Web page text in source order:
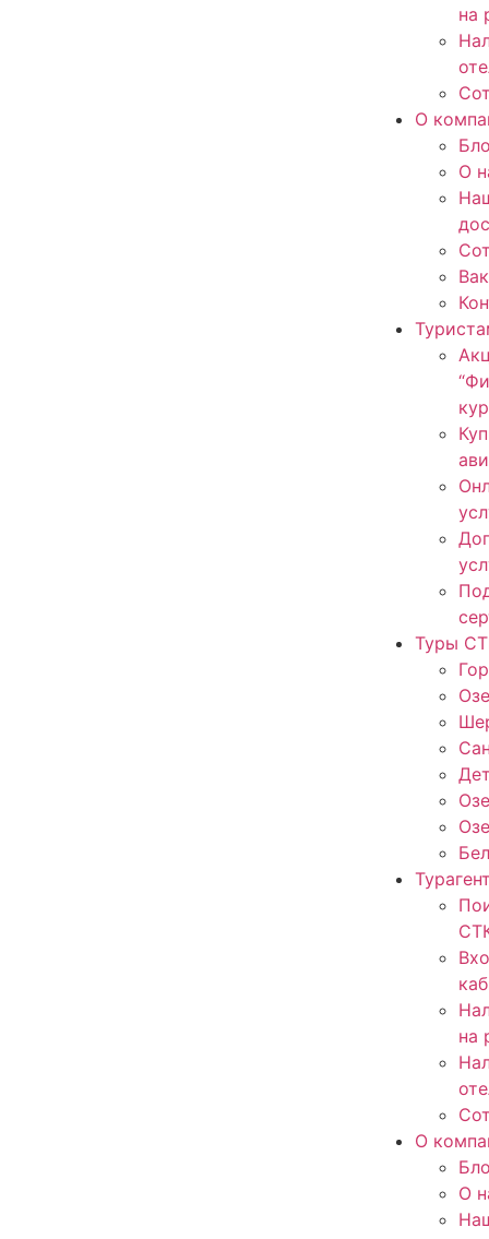
на
О
О
Туры
на
О
О